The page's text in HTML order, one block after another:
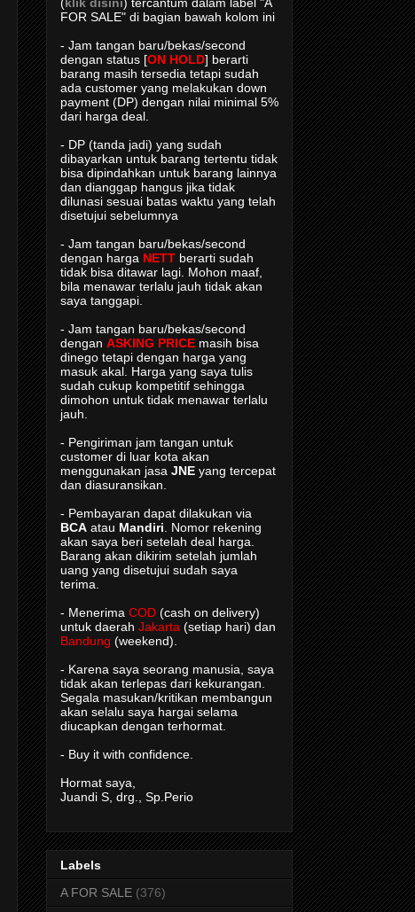
FOR SALE" di bagian bawah kolom ini
- Jam tangan baru/bekas/second
dengan status [ON HOLD] berarti
barang masih tersedia tetapi sudah
ada customer yang melakukan down
payment (DP) dengan nilai minimal 5%
dari harga deal.
- DP (tanda jadi) yang sudah
dibayarkan untuk barang tertentu tidak
bisa dipindahkan untuk barang lainnya
dan dianggap hangus jika tidak
dilunasi sesuai batas waktu yang telah
disetujui sebelumnya
- Jam tangan baru/bekas/second
dengan harga NETT berarti sudah
tidak bisa ditawar lagi. Mohon maaf,
bila menawar terlalu jauh tidak akan
saya tanggapi.
- Jam tangan baru/bekas/second
dengan ASKING PRICE masih bisa
dinego tetapi dengan harga yang
masuk akal. Harga yang saya tulis
sudah cukup kompetitif sehingga
dimohon untuk tidak menawar terlalu
jauh.
- Pengiriman jam tangan untuk
customer di luar kota akan
menggunakan jasa JNE yang tercepat
dan diasuransikan.
- Pembayaran dapat dilakukan via
BCA atau Mandiri . Nomor rekening
akan saya beri setelah deal harga.
Barang akan dikirim setelah jumlah
uang yang disetujui sudah saya
terima.
- Menerima COD (cash on delivery)
untuk daerah Jakarta (setiap hari) dan
Bandung (weekend).
- Karena saya seorang manusia, saya
tidak akan terlepas dari kekurangan.
Segala masukan/kritikan membangun
akan selalu saya hargai selama
diucapkan dengan terhormat.
- Buy it with confidence.
Hormat saya,
Juandi S, drg., Sp.Perio
Labels
A FOR SALE (376)